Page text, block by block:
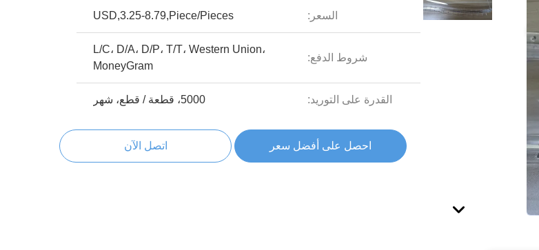
السعر: USD,3.25-8.79,Piece/Pieces
شروط الدفع:
L/C، D/A، D/P، T/T، Western Union،
MoneyGram
القدرة على التوريد: 5000، قطعة / قطع، شهر
احصل على أفضل سعر اتصل الآن